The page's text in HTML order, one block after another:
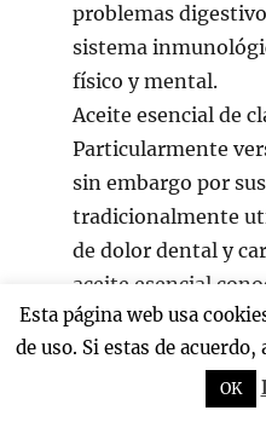
problemas
sistema
físico y mental.
Aceite esencial de
Particularmente
sin embargo por
tradicionalmente
de dolor dental y
aceite esencial
virtudes
Aceite esencial de
ser calificado como
Esta página web usa
de uso. Si estas de
OK